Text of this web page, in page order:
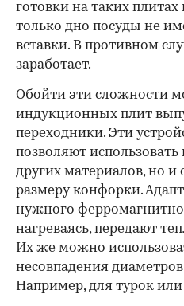
готовки на таких плитах
только дно посуды не
вставки. В противном
заработает.
Обойти эти сложности
индукционных плит
переходники. Эти
позволяют использовать
других материалов, но
размеру конфорки.
нужного
нагреваясь, передают
Их же можно
несовпадения
Например, для турок